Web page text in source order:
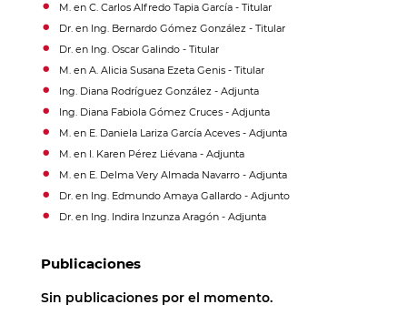
M. en C. Carlos Alfredo Tapia García - Titular
Dr. en Ing. Bernardo Gómez González - Titular
Dr. en Ing. Oscar Galindo - Titular
M. en A. Alicia Susana Ezeta Genis - Titular
Ing. Diana Rodríguez González - Adjunta
Ing. Diana Fabiola Gómez Cruces - Adjunta
M. en E. Daniela Lariza García Aceves - Adjunta
M. en I. Karen Pérez Liévana - Adjunta
M. en E. Delma Very Almada Navarro - Adjunta
Dr. en Ing. Edmundo Amaya Gallardo - Adjunto
Dr. en Ing. Indira Inzunza Aragón - Adjunta
Publicaciones
Sin publicaciones por el momento.